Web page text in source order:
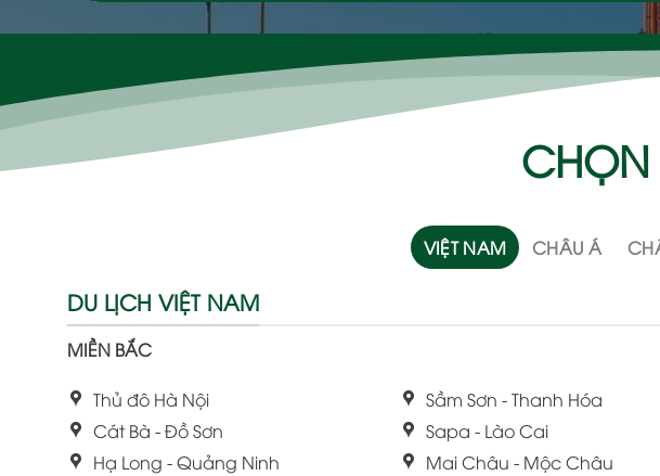
CHỌN
VIỆT NAM CHÂU Á
DU LỊCH VIỆT NAM
MIỀN BẮC
Thủ đô Hà Nội
Cát Bà - Đồ Sơn
Hạ Long - Quảng Ninh
Sầm Sơn - Thanh Hóa
Sapa - Lào Cai
Mai Châu - Mộc Châu